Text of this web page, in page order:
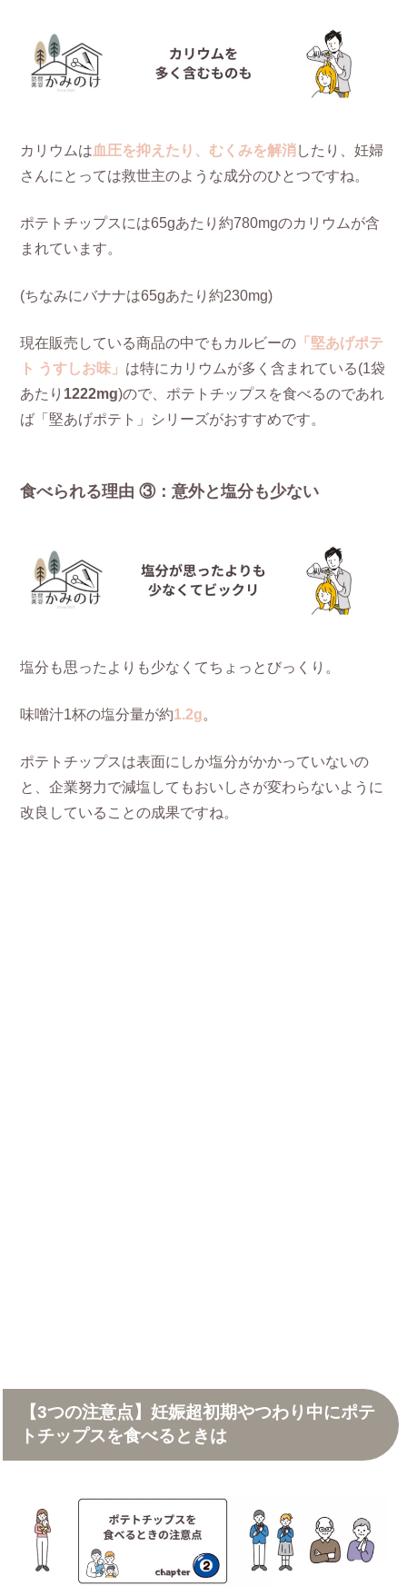
カリウムは血圧を抑えたり、むくみを解消したり、妊婦
さんにとっては救世主のような成分のひとつですね。
ポテトチップスには65gあたり約780mgのカリウムが含
まれています。
(ちなみにバナナは65gあたり約230mg)
現在販売している商品の中でもカルビーの 「堅あげポテ
ト うすしお味」 は特にカリウムが多く含まれている(1袋
あたり 1222mg)ので、ポテトチップスを食べるのであれ
ば「堅あげポテト」シリーズがおすすめです。
食べられる理由 ③：意外と塩分も少ない
塩分も思ったよりも少なくてちょっとびっくり。
味噌汁1杯の塩分量が約1.2g。
ポテトチップスは表面にしか塩分がかかっていないの
と、企業努力で減塩してもおいしさが変わらないように
改良していることの成果ですね。
【3つの注意点】妊娠超初期やつわり中にポテ
トチップスを食べるときは